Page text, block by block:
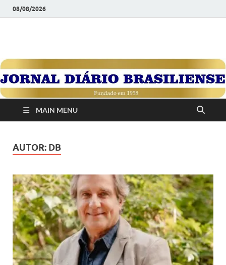
08/08/2026
JORNAL DIÁRIO
BRASILIENSE
1958
MAIN MENU
AUTOR: DB